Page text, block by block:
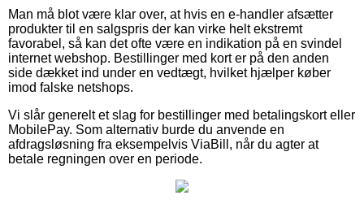
Man må blot være klar over, at hvis en e-handler afsætter
produkter til en salgspris der kan virke helt ekstremt
favorabel, så kan det ofte være en indikation på en svindel
internet webshop. Bestillinger med kort er på den anden
side dækket ind under en vedtægt, hvilket hjælper køber
imod falske netshops.
Vi slår generelt et slag for bestillinger med betalingskort eller
MobilePay. Som alternativ burde du anvende en
afdragsløsning fra eksempelvis ViaBill, når du agter at
betale regningen over en periode.